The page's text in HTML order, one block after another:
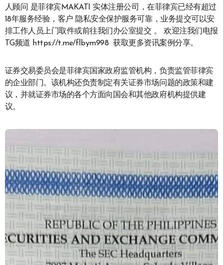
人顾问 是菲律宾MAKATI 实体注册公司，在菲律宾已经有超过
18年服务经验，客户 隐私安全保护服务可靠，业务提交可以安
排工作人员上门取件或前往我们办公室提交 。 欢迎注我们电报
TG频道 https://t.me/flbym998 获取更多资讯案例分享。
证券交易委员会是菲律宾国家政府监管机构，负责监管菲律宾
的企业部门。该机构还负责制定有关证券市场问题的政策和建
议，并就证券市场的各个方面向国会和其他政府机构提供建
议。